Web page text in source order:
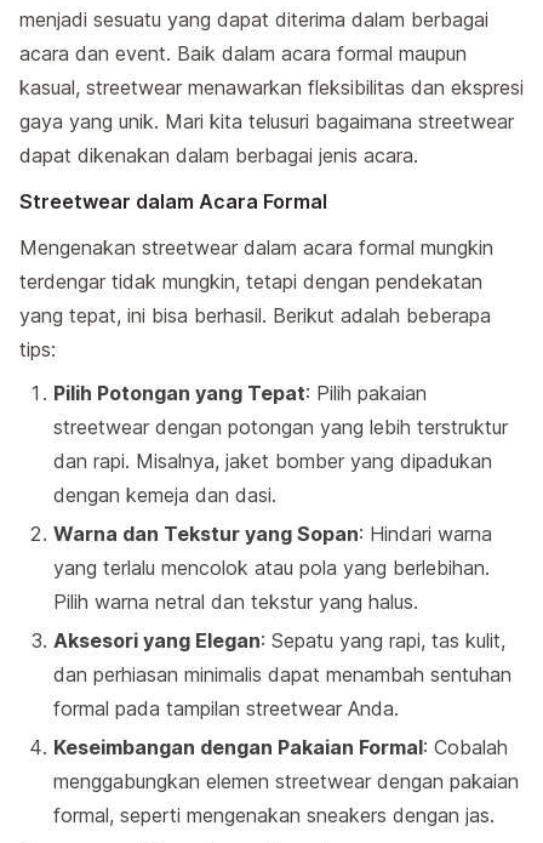
menjadi sesuatu yang dapat diterima dalam berbagai
acara dan event. Baik dalam acara formal maupun
kasual, streetwear menawarkan fleksibilitas dan ekspresi
gaya yang unik. Mari kita telusuri bagaimana streetwear
dapat dikenakan dalam berbagai jenis acara.
Streetwear dalam Acara Formal
Mengenakan streetwear dalam acara formal mungkin
terdengar tidak mungkin, tetapi dengan pendekatan
yang tepat, ini bisa berhasil. Berikut adalah beberapa
tips:
Pilih Potongan yang Tepat: Pilih pakaian
streetwear dengan potongan yang lebih terstruktur
dan rapi. Misalnya, jaket bomber yang dipadukan
dengan kemeja dan dasi.
Warna dan Tekstur yang Sopan: Hindari warna
yang terlalu mencolok atau pola yang berlebihan.
Pilih warna netral dan tekstur yang halus.
Aksesori yang Elegan: Sepatu yang rapi, tas kulit,
dan perhiasan minimalis dapat menambah sentuhan
formal pada tampilan streetwear Anda.
Keseimbangan dengan Pakaian Formal: Cobalah
menggabungkan elemen streetwear dengan pakaian
formal, seperti mengenakan sneakers dengan jas.